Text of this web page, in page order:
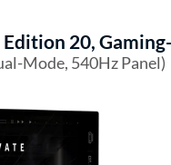
Edition 20,
Mode, 540Hz Panel)